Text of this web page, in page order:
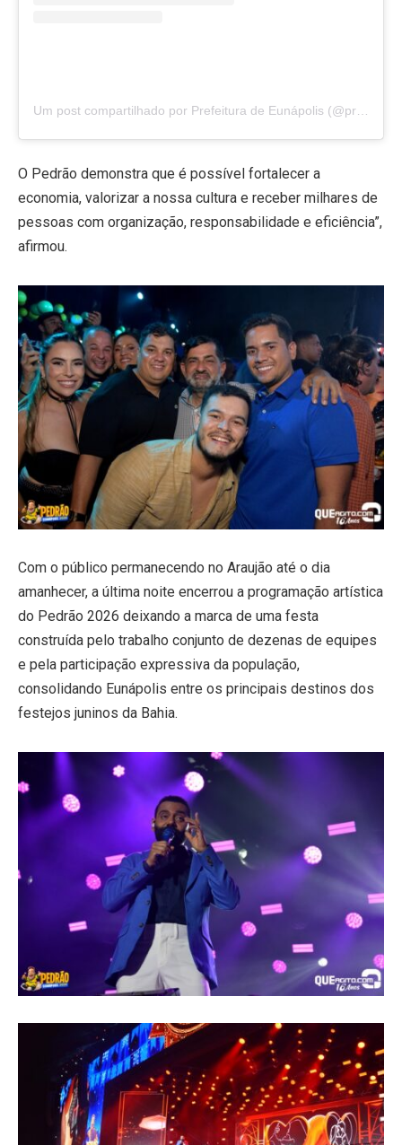
Um post compartilhado por Prefeitura de Eunápolis (@prefeunapolis)
O Pedrão demonstra que é possível fortalecer a
economia, valorizar a nossa cultura e receber milhares de
pessoas com organização, responsabilidade e eficiência”,
afirmou.
Com o público permanecendo no Araujão até o dia
amanhecer, a última noite encerrou a programação artística
do Pedrão 2026 deixando a marca de uma festa
construída pelo trabalho conjunto de dezenas de equipes
e pela participação expressiva da população,
consolidando Eunápolis entre os principais destinos dos
festejos juninos da Bahia.